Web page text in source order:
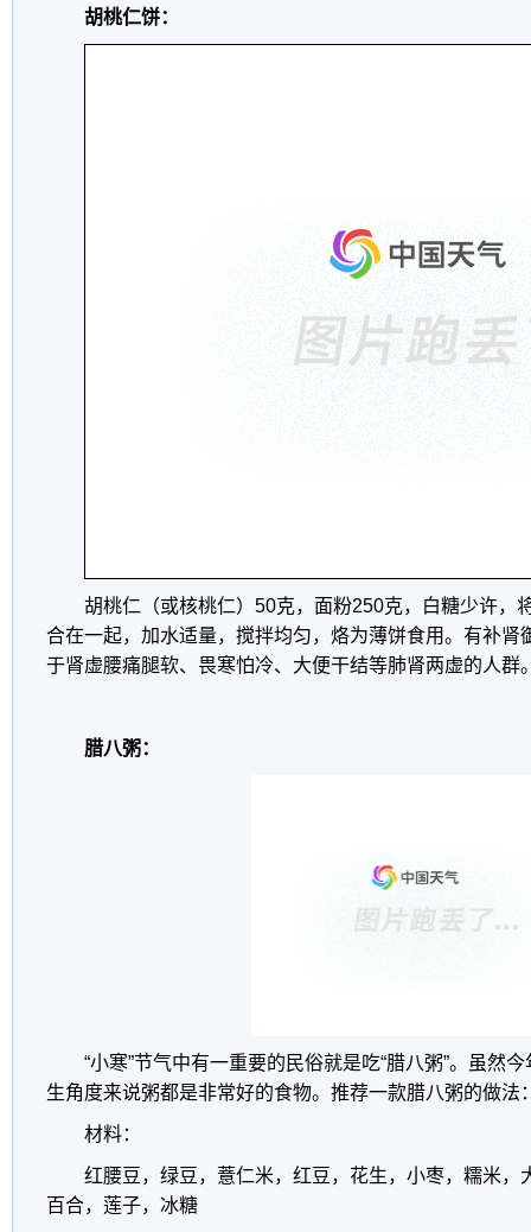
胡桃仁饼：
胡桃仁（或核桃仁）50克，面粉250克，白糖少许，
合在一起，加水适量，搅拌均匀，烙为薄饼食用。有补肾
于肾虚腰痛腿软、畏寒怕冷、大便干结等肺肾两虚的人群
腊八粥：
“小寒”节气中有一重要的民俗就是吃“腊八粥”。虽然
生角度来说粥都是非常好的食物。推荐一款腊八粥的做法
材料：
红腰豆，绿豆，薏仁米，红豆，花生，小枣，糯米，
百合，莲子，冰糖